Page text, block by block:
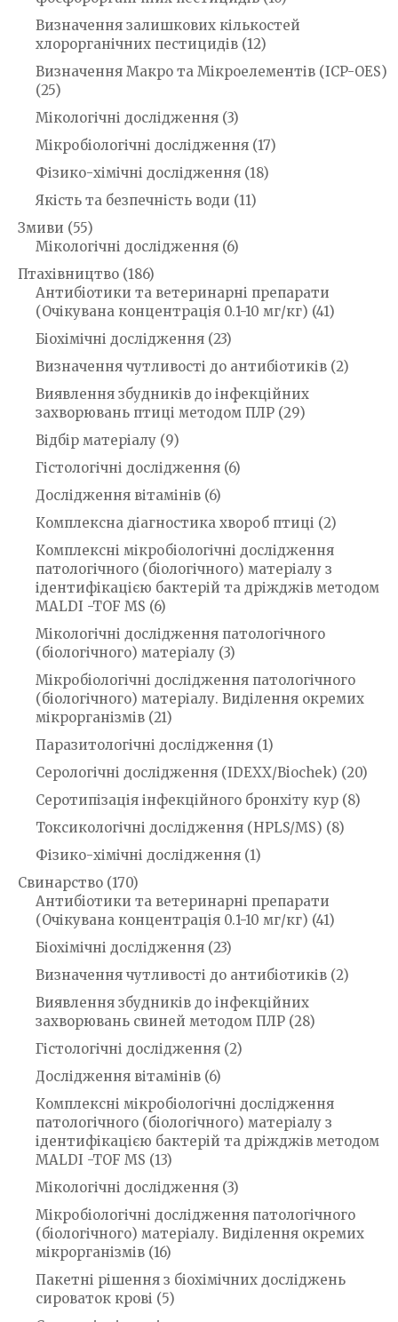
Визначення залишкових кількостей
хлорорганічних пестицидів (12)
Визначення Макро та Мікроелементів (ICP-OES)
(25)
Мікологічні дослідження (3)
Мікробіологічні дослідження (17)
Фізико-хімічні дослідження (18)
Якість та безпечність води (11)
Змиви (55)
Мікологічні дослідження (6)
Птахівництво (186)
Антибіотики та ветеринарні препарати
(Очікувана концентрація 0.1-10 мг/кг) (41)
Біохімічні дослідження (23)
Визначення чутливості до антибіотиків (2)
Виявлення збудників до інфекційних
захворювань птиці методом ПЛР (29)
Відбір матеріалу (9)
Гістологічні дослідження (6)
Дослідження вітамінів (6)
Комплексна діагностика хвороб птиці (2)
Комплексні мікробіологічні дослідження
патологічного (біологічного) матеріалу з
ідентифікацією бактерій та дріжджів методом
MALDI -TOF MS (6)
Мікологічні дослідження патологічного
(біологічного) матеріалу (3)
Мікробіологічні дослідження патологічного
(біологічного) матеріалу. Виділення окремих
мікрорганізмів (21)
Паразитологічні дослідження (1)
Серологічні дослідження (IDEXX/Biochek) (20)
Серотипізація інфекційного бронхіту кур (8)
Токсикологічні дослідження (HPLS/MS) (8)
Фізико-хімічні дослідження (1)
Свинарство (170)
Антибіотики та ветеринарні препарати
(Очікувана концентрація 0.1-10 мг/кг) (41)
Біохімічні дослідження (23)
Визначення чутливості до антибіотиків (2)
Виявлення збудників до інфекційних
захворювань свиней методом ПЛР (28)
Гістологічні дослідження (2)
Дослідження вітамінів (6)
Комплексні мікробіологічні дослідження
патологічного (біологічного) матеріалу з
ідентифікацією бактерій та дріжджів методом
MALDI -TOF MS (13)
Мікологічні дослідження (3)
Мікробіологічні дослідження патологічного
(біологічного) матеріалу. Виділення окремих
мікрорганізмів (16)
Пакетні рішення з біохімічних досліджень
сироваток крові (5)